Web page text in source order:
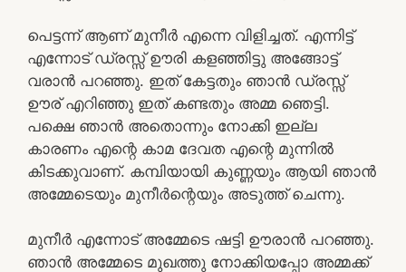
പെട്ടന്ന് ആണ് മുനീർ എന്നെ വിളിച്ചത്. എന്നിട്ട്
എന്നോട് ഡ്രസ്സ്‌ ഊരി കളഞ്ഞിട്ടു അങ്ങോട്ട്
വരാൻ പറഞ്ഞു. ഇത് കേട്ടതും ഞാൻ ഡ്രസ്സ്‌
ഊര് എറിഞ്ഞു ഇത് കണ്ടതും അമ്മ ഞെട്ടി.
പക്ഷെ ഞാൻ അതൊന്നും നോക്കി ഇല്ല
കാരണം എന്റെ കാമ ദേവത എന്റെ മുന്നിൽ
കിടക്കുവാണ്. കമ്പിയായി കുണ്ണയും ആയി ഞാൻ
അമ്മേടെയും മുനീർന്റെയും അടുത്ത് ചെന്നു.
മുനീർ എന്നോട് അമ്മേടെ ഷട്ടി ഊരാൻ പറഞ്ഞു.
ഞാൻ അമ്മേടെ മുഖത്തു നോക്കിയപ്പോ അമ്മക്ക്